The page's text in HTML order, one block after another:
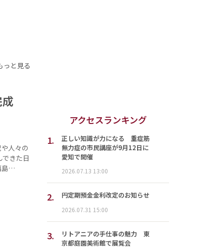
っと見る
成
人々の
きた日
島…
アクセスランキング
1.
正しい知識が力になる 重症筋
無力症の市民講座が9月12日に
愛知で開催
2026.07.13 13:00
2. 円定期預金金利改定のお知らせ
2026.07.31 15:00
3.
リトアニアの手仕事の魅力 東
京都庭園美術館で展覧会